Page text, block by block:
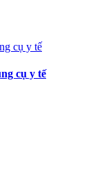
cụ y tế